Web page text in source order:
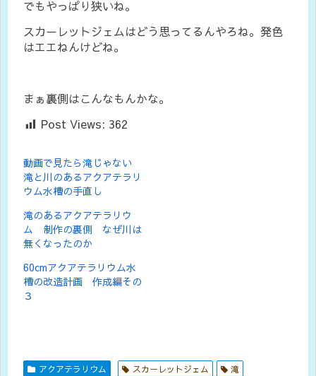
でもやっぱり狭いね。
スカーレットジェムはどう思ってるんやろね。発色
はエエねんけどね。
まぁ裏側はこんなもんかな。
Post Views: 362
動画で見たら滝じゃない
滝と川のあるアクアテラリ
ウム水槽の手直し
滝のあるアクアテラリウ
ム 制作の裏側 なぜ川は
無くなったのか
60cmアクアテラリウム水
槽の改造計画 作成編その
３
アクアテラリウム スカーレットジェム 滝